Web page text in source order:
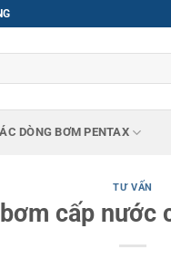
DÒNG BƠM PENTAX
TƯ VẤN
cấp nước